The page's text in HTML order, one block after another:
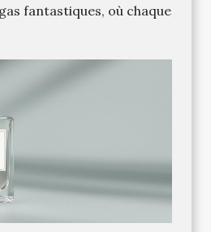
fantastiques, où chaque